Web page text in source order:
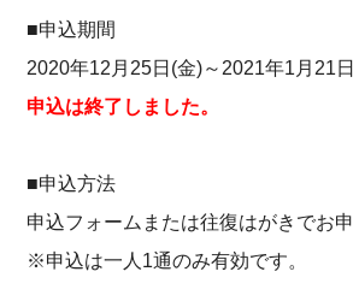
■申込期間
2020年12月25日(金)～2021年1月21
申込は終了しました。
■申込方法
申込フォームまたは往復はがきでお
※申込は一人1通のみ有効です。